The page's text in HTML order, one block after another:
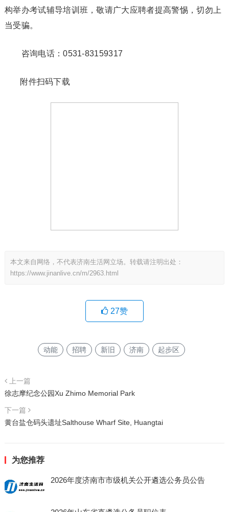
构举办考试辅导培训班，敬请广大应聘者提高警惕，切勿上
当受骗。
咨询电话：0531-83159317
附件扫码下载
本文来自网络，不代表济南生活网立场。转载请注明出处：
https://www.jinanlive.cn/m/2963.html
27赞
动能 招聘 新旧 济南 起步区
上一篇
徐志摩纪念公园Xu Zhimo Memorial Park
下一篇
黄台盐仓码头遗址Salthouse Wharf Site, Huangtai
为您推荐
2026年度济南市市级机关公开遴选公务员公告